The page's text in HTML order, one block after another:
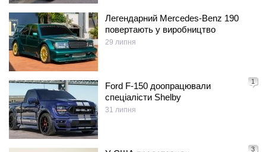
Легендарний Mercedes-Benz 190
повертають у виробництво
29 липня
1
Ford F-150 доопрацювали
спеціалісти Shelby
31 липня
3